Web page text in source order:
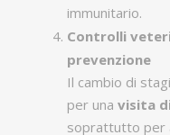
immunitario.
Controlli
prevenzione
Il cambio di
per una visita
soprattutto per